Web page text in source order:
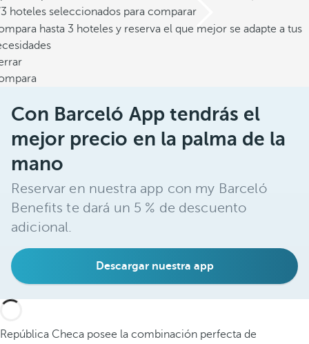
hoteles seleccionados para comparar
hasta 3 hoteles y reserva el que mejor se adapte a tus
Con Barceló App tendrás el
mejor precio en la palma de la
mano
Reservar en nuestra app con my Barceló
Benefits te dará un 5 % de descuento
adicional.
Descargar nuestra app
República Checa posee la combinación perfecta de